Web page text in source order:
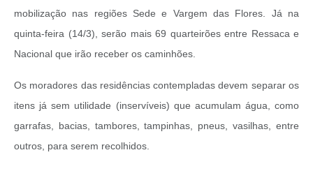
mobilização nas regiões Sede e Vargem das Flores. Já na
quinta-feira (14/3), serão mais 69 quarteirões entre Ressaca e
Nacional que irão receber os caminhões.
Os moradores das residências contempladas devem separar os
itens já sem utilidade (inservíveis) que acumulam água, como
garrafas, bacias, tambores, tampinhas, pneus, vasilhas, entre
outros, para serem recolhidos.